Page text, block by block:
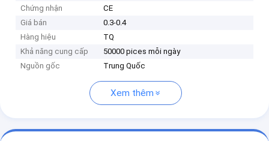
Chứng nhận
CE
Giá bán
0.3-0.4
Hàng hiệu
TQ
Khả năng cung cấp
50000 pices mỗi ngày
Nguồn gốc
Trung Quốc
Xem thêm